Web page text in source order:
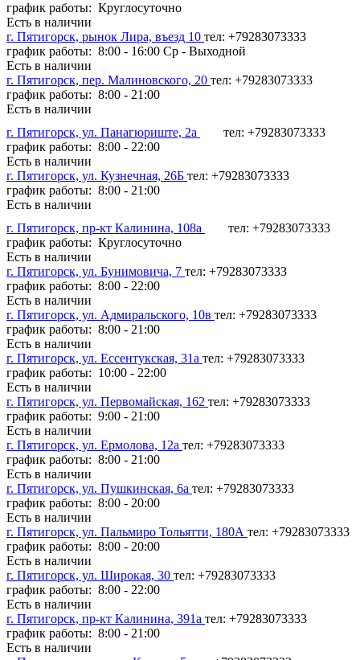
график работы: Круглосуточно
Есть в наличии
г. Пятигорск, рынок Лира, въезд 10 тел: +79283073333
график работы: 8:00 - 16:00 Ср - Выходной
Есть в наличии
г. Пятигорск, пер. Малиновского, 20 тел: +79283073333
график работы: 8:00 - 21:00
Есть в наличии
г. Пятигорск, ул. Панагюриште, 2а
тел: +79283073333
график работы: 8:00 - 22:00
Есть в наличии
г. Пятигорск, ул. Кузнечная, 26Б тел: +79283073333
график работы: 8:00 - 21:00
Есть в наличии
г. Пятигорск, пр-кт Калинина, 108а
тел: +79283073333
график работы: Круглосуточно
Есть в наличии
г. Пятигорск, ул. Бунимовича, 7 тел: +79283073333
график работы: 8:00 - 22:00
Есть в наличии
г. Пятигорск, ул. Адмиральского, 10в тел: +79283073333
график работы: 8:00 - 21:00
Есть в наличии
г. Пятигорск, ул. Ессентукская, 31а тел: +79283073333
график работы: 10:00 - 22:00
Есть в наличии
г. Пятигорск, ул. Первомайская, 162 тел: +79283073333
график работы: 9:00 - 21:00
Есть в наличии
г. Пятигорск, ул. Ермолова, 12а тел: +79283073333
график работы: 8:00 - 21:00
Есть в наличии
г. Пятигорск, ул. Пушкинская, 6а тел: +79283073333
график работы: 8:00 - 20:00
Есть в наличии
г. Пятигорск, ул. Пальмиро Тольятти, 180А тел: +79283073333
график работы: 8:00 - 20:00
Есть в наличии
г. Пятигорск, ул. Широкая, 30 тел: +79283073333
график работы: 8:00 - 22:00
Есть в наличии
г. Пятигорск, пр-кт Калинина, 391а тел: +79283073333
график работы: 8:00 - 21:00
Есть в наличии